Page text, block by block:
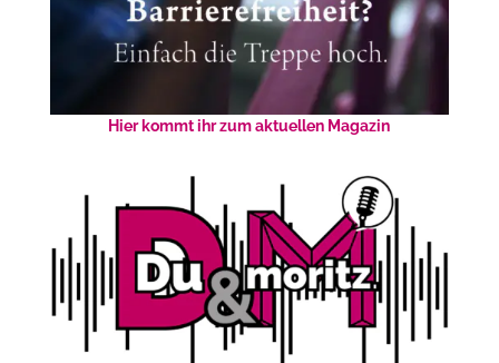
Hier kommt ihr zum aktuellen Magazin